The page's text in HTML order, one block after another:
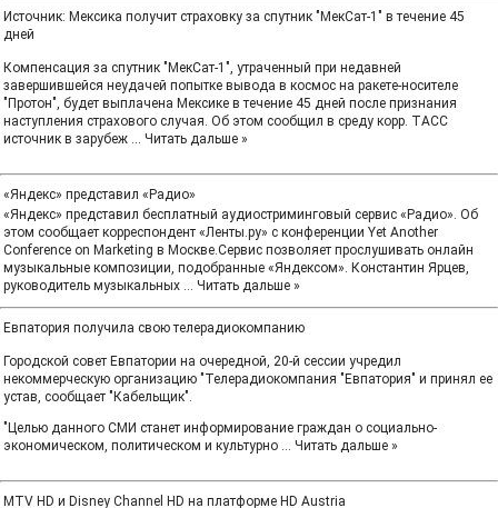
Источник: Мексика получит страховку за спутник "МекСат-1" в течение 45
дней
Компенсация за спутник "МекСат-1", утраченный при недавней
завершившейся неудачей попытке вывода в космос на ракете-носителе
"Протон", будет выплачена Мексике в течение 45 дней после признания
наступления страхового случая. Об этом сообщил в среду корр. ТАСС
источник в зарубеж ... Читать дальше »
«Яндекс» представил «Радио»
«Яндекс» представил бесплатный аудиостриминговый сервис «Радио». Об
этом сообщает корреспондент «Ленты.ру» с конференции Yet Another
Conference on Marketing в Москве.Сервис позволяет прослушивать онлайн
музыкальные композиции, подобранные «Яндексом». Константин Ярцев,
руководитель музыкальных ... Читать дальше »
Евпатория получила свою телерадиокомпанию
Городской совет Евпатории на очередной, 20-й сессии учредил
некоммерческую организацию "Телерадиокомпания "Евпатория" и принял ее
устав, сообщает "Кабельщик".
"Целью данного СМИ станет информирование граждан о социально-
экономическом, политическом и культурно ... Читать дальше »
MTV HD и Disney Channel HD на платформе HD Austria